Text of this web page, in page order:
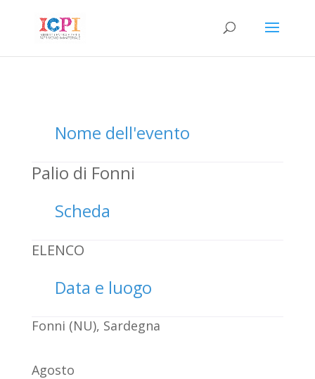
Nome dell'evento
Palio di Fonni
Scheda
ELENCO
Data e luogo
Fonni (NU), Sardegna
Agosto